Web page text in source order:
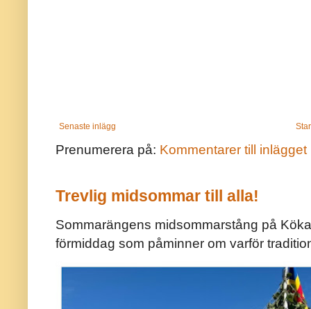
Senaste inlägg
Prenumerera på: Kommentarer till inlägget
Trevlig midsommar till alla!
Sommarängens midsommarstång på
förmiddag som påminner om varför